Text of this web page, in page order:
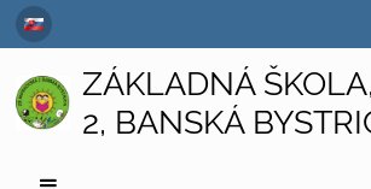
ZÁKLADNÁ
2, BANSKÁ